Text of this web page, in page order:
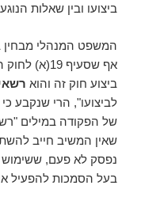
ביצועו ובין שאלות
המשפט המנהלי מבחין
אף שסעיף
ביצוע חוק זה והוא
של הפקודה במילים
שאין המשיב חייב
נפסק לא פעם, ששימוש
בעל הסמכות להפעיל